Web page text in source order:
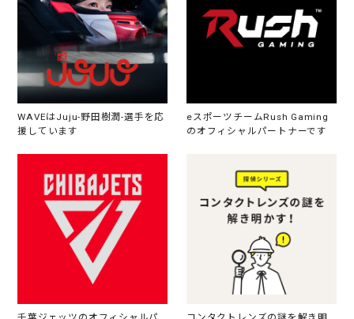
WAVEはJuju-野田樹潤-選手を応
援しています
eスポーツチームRush Gaming
のオフィシャルパートナーです